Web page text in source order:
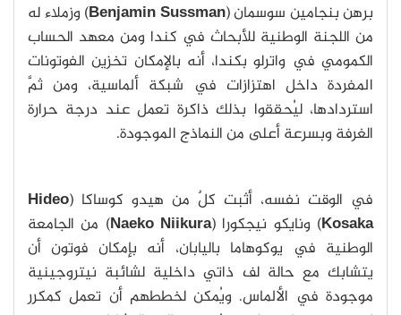
برهن بنجامين سوسمان (Benjamin Sussman) وزملاء له
من اللجنة الوطنية للأبحاث في كندا ومن معهد الحساب
الكمومي في واترلو بكندا، أنه بالإمكان تخزين الفوتونات
المفردة داخل اهتزازات في شبكة ألماسية، ومن ثمَّ
استردادها، ليُحققوا بذلك ذاكرة تعمل عند درجة حرارة
الغرفة وبسرعة أعلى من النماذج الموجودة.
في الوقت نفسه، أثبت كلٌ من هيدو كوساكا (Hideo
Kosaka) ونايكو نيجكورا (Naeko Niikura) من الجامعة
الوطنية في يوكوهاما باليابان، أنه بإمكان فوتون أن
يتشابك مع حالة لف ذاتي داخلية لشائبة نيتروجينية
موجودة في الألماس. ويُمكن لخططهم أن تعمل كمكرر